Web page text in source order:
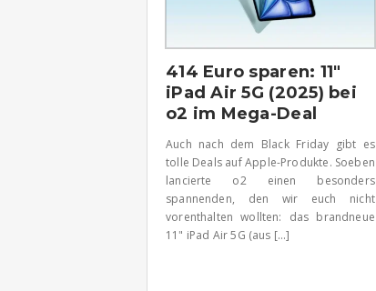
414 Euro sparen: 11″
iPad Air 5G (2025) bei
o2 im Mega-Deal
Auch nach dem Black Friday gibt es
tolle Deals auf Apple-Produkte. Soeben
lancierte o2 einen besonders
spannenden, den wir euch nicht
vorenthalten wollten: das brandneue
11" iPad Air 5G (aus [...]